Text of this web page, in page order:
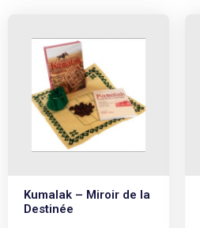
Kumalak – Miroir de la
Destinée